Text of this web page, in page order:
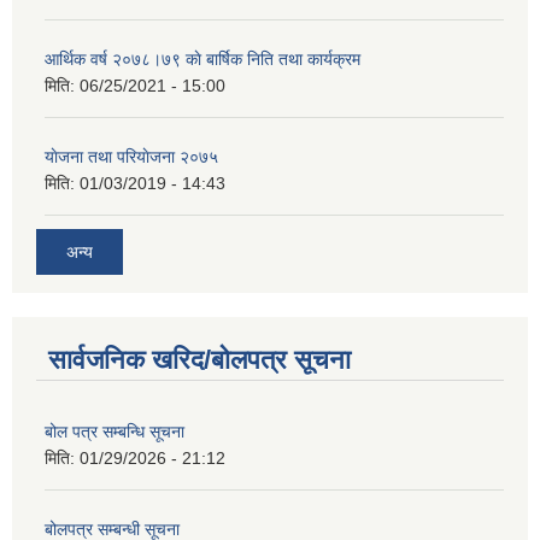
आर्थिक वर्ष २०७८।७९ काे बार्षिक निति तथा कार्यक्रम
मिति: 06/25/2021 - 15:00
याेजना तथा परियाेजना २०७५
मिति: 01/03/2019 - 14:43
अन्य
सार्वजनिक खरिद/बोलपत्र सूचना
बोल पत्र सम्बन्धि सूचना
मिति: 01/29/2026 - 21:12
बोलपत्र सम्बन्धी सूचना